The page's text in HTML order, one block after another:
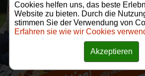
Cookies helfen uns, das beste
Website zu bieten. Durch die
stimmen Sie der Verwendung von
Erfahren sie wie wir Cookies
Akzeptieren